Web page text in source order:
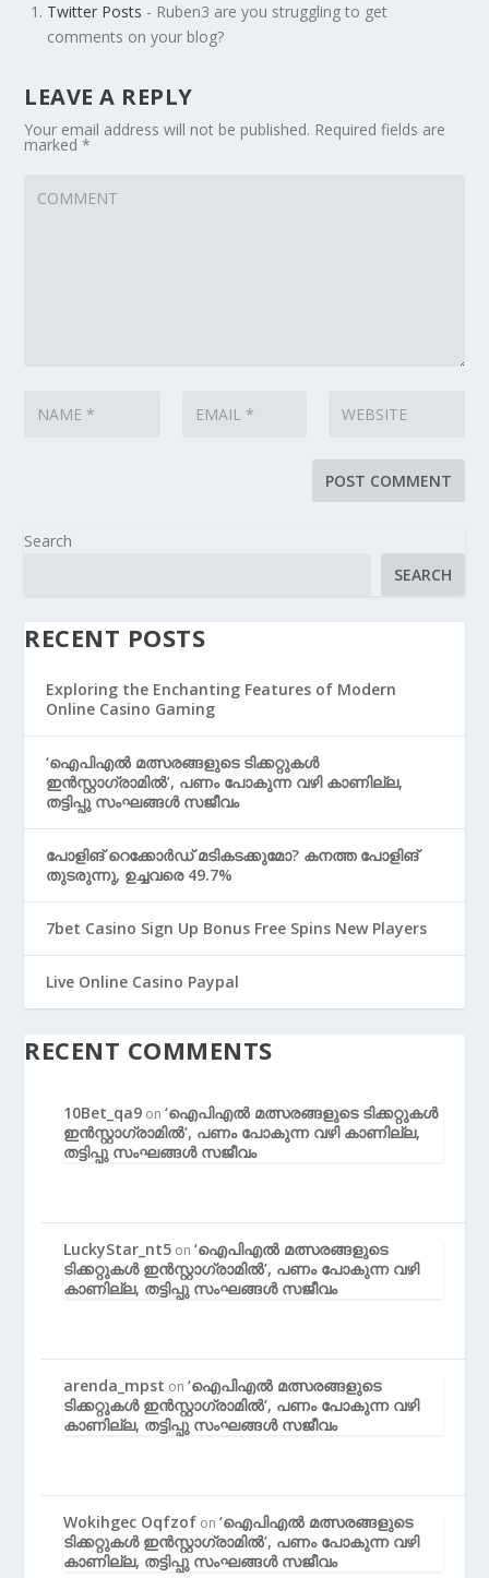
Twitter Posts - Ruben3 are you struggling to get
comments on your blog?
LEAVE A REPLY
Your email address will not be published. Required fields are
marked*
Search
SEARCH
RECENT POSTS
Exploring the Enchanting Features of Modern
Online Casino Gaming
‘ഐപിഎൽ മത്സരങ്ങളുടെ ടിക്കറ്റുകൾ
ഇൻസ്റ്റാഗ്രാമിൽ’, പണം പോകുന്ന വഴി കാണില്ല,
തട്ടിപ്പു സംഘങ്ങൾ സജീവം
പോളിങ് റെക്കോര്‍ഡ് മടികടക്കുമോ? കനത്ത പോളിങ്
തുടരുന്നു, ഉച്ചവരെ 49.7%
7bet Casino Sign Up Bonus Free Spins New Players
Live Online Casino Paypal
RECENT COMMENTS
10Bet_qa9 on‘ഐപിഎൽ മത്സരങ്ങളുടെ ടിക്കറ്റുകൾ
ഇൻസ്റ്റാഗ്രാമിൽ’, പണം പോകുന്ന വഴി കാണില്ല,
തട്ടിപ്പു സംഘങ്ങൾ സജീവം
LuckyStar_nt5 on‘ഐപിഎൽ മത്സരങ്ങളുടെ
ടിക്കറ്റുകൾ ഇൻസ്റ്റാഗ്രാമിൽ’, പണം പോകുന്ന വഴി
കാണില്ല, തട്ടിപ്പു സംഘങ്ങൾ സജീവം
arenda_mpst on‘ഐപിഎൽ മത്സരങ്ങളുടെ
ടിക്കറ്റുകൾ ഇൻസ്റ്റാഗ്രാമിൽ’, പണം പോകുന്ന വഴി
കാണില്ല, തട്ടിപ്പു സംഘങ്ങൾ സജീവം
Wokihgec Oqfzof on‘ഐപിഎൽ മത്സരങ്ങളുടെ
ടിക്കറ്റുകൾ ഇൻസ്റ്റാഗ്രാമിൽ’, പണം പോകുന്ന വഴി
കാണില്ല, തട്ടിപ്പു സംഘങ്ങൾ സജീവം